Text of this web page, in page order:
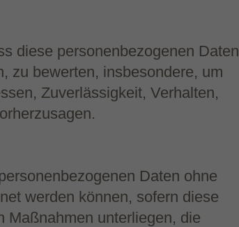
diese personenbezogenen Daten
zu bewerten, insbesondere, um
Zuverlässigkeit, Verhalten,
Daten ohne
werden können, sofern diese
Maßnahmen unterliegen, die